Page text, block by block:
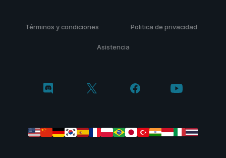
Términos y condiciones Politica de privacidad
Asistencia